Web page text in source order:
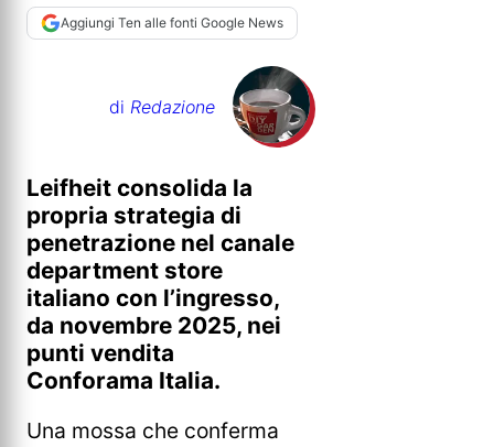
Aggiungi Ten alle fonti Google News
di Redazione
Leifheit consolida la
propria strategia di
penetrazione nel canale
department store
italiano con l’ingresso,
da novembre 2025, nei
punti vendita
Conforama Italia.
Una mossa che conferma